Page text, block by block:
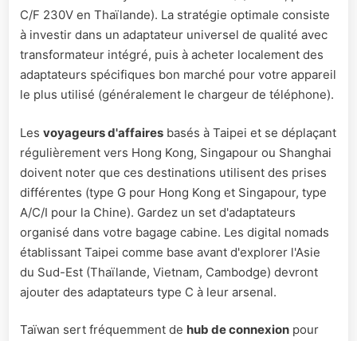
C/F 230V en Thaïlande). La stratégie optimale consiste
à investir dans un adaptateur universel de qualité avec
transformateur intégré, puis à acheter localement des
adaptateurs spécifiques bon marché pour votre appareil
le plus utilisé (généralement le chargeur de téléphone).
Les voyageurs d'affaires basés à Taipei et se déplaçant
régulièrement vers Hong Kong, Singapour ou Shanghai
doivent noter que ces destinations utilisent des prises
différentes (type G pour Hong Kong et Singapour, type
A/C/I pour la Chine). Gardez un set d'adaptateurs
organisé dans votre bagage cabine. Les digital nomads
établissant Taipei comme base avant d'explorer l'Asie
du Sud-Est (Thaïlande, Vietnam, Cambodge) devront
ajouter des adaptateurs type C à leur arsenal.
Taïwan sert fréquemment de hub de connexion pour